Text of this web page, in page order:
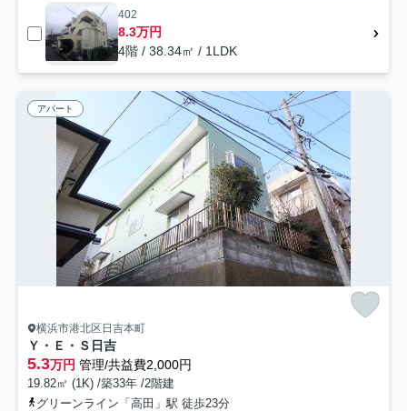
402
8.3万円
4階 / 38.34㎡ / 1LDK
アパート
横浜市港北区日吉本町
Ｙ・Ｅ・Ｓ日吉
5.3万円 管理/共益費2,000円
19.82㎡ (1K) /築33年 /2階建
グリーンライン「高田」駅 徒歩23分